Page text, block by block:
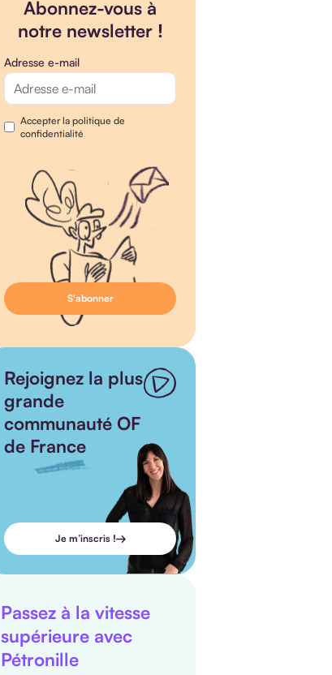
Abonnez-vous à
notre newsletter !
Adresse e-mail
Accepter la politique de
confidentialité
Rejoignez la plus
grande
communauté OF
de France
Je m’inscris !
Passez à la vitesse
supérieure avec
Pétronille